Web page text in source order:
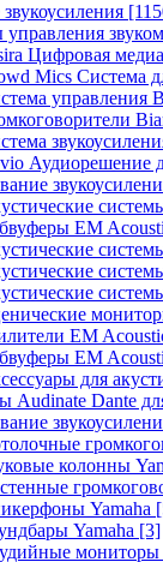
Цифровая
Mics Система
управления
Аудиорешение
EM
EM
EM
для
Audinate Dante
колонны
Yamaha
Yamaha [3]
мониторы